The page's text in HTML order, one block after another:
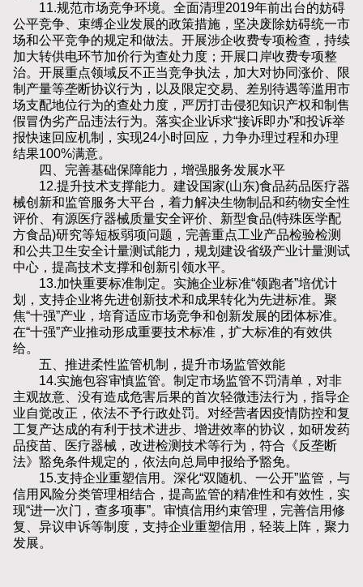
11.规范市场竞争环境。全面清理2019年前出台的妨碍
公平竞争、束缚企业发展的政策措施，坚决废除妨碍统一市
场和公平竞争的规定和做法。开展涉企收费专项检查，持续
加大转供电环节加价行为查处力度；开展口岸收费专项整
治。开展重点领域反不正当竞争执法，加大对协同涨价、限
制产量等垄断协议行为，以及限定交易、差别待遇等滥用市
场支配地位行为的查处力度，严厉打击侵犯知识产权和制售
假冒伪劣产品违法行为。落实企业诉求“接诉即办”和投诉举
报快速回应机制，实现24小时回应，力争办理过程和办理
结果100%满意。
四、完善基础保障能力，增强服务发展水平
12.提升技术支撑能力。建设国家(山东)食品药品医疗器
械创新和监管服务大平台，着力解决生物制品和药物安全性
评价、有源医疗器械质量安全评价、新型食品(特殊医学配
方食品)研究等短板弱项问题，完善重点工业产品检验检测
和公共卫生安全计量测试能力，规划建设省级产业计量测试
中心，提高技术支撑和创新引领水平。
13.加快重要标准制定。实施企业标准“领跑者”培优计
划，支持企业将先进创新技术和成果转化为先进标准。聚
焦“十强”产业，培育适应市场竞争和创新发展的团体标准。
在“十强”产业推动形成重要技术标准，扩大标准的有效供
给。
五、推进柔性监管机制，提升市场监管效能
14.实施包容审慎监管。制定市场监管不罚清单，对非
主观故意、没有造成危害后果的首次轻微违法行为，指导企
业自觉改正，依法不予行政处罚。对经营者因疫情防控和复
工复产达成的有利于技术进步、增进效率的协议，如研发药
品疫苗、医疗器械，改进检测技术等行为，符合《反垄断
法》豁免条件规定的，依法向总局申报给予豁免。
15.支持企业重塑信用。深化“双随机、一公开”监管，与
信用风险分类管理相结合，提高监管的精准性和有效性，实
现“进一次门，查多项事”。审慎信用约束管理，完善信用修
复、异议申诉等制度，支持企业重塑信用，轻装上阵，聚力
发展。